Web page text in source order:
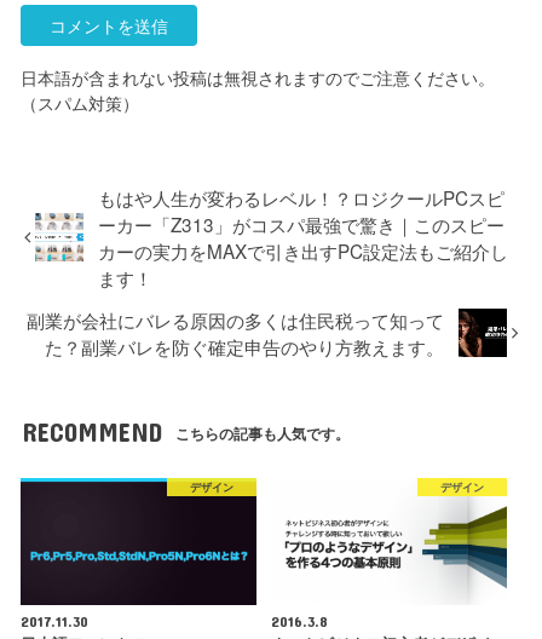
日本語が含まれない投稿は無視されますのでご注意ください。
（スパム対策）
もはや人生が変わるレベル！？ロジクールPCスピ
ーカー「Z313」がコスパ最強で驚き｜このスピー
カーの実力をMAXで引き出すPC設定法もご紹介し
ます！
副業が会社にバレる原因の多くは住民税って知って
た？副業バレを防ぐ確定申告のやり方教えます。
RECOMMEND こちらの記事も人気です。
デザイン
2017.11.30
デザイン
2016.3.8